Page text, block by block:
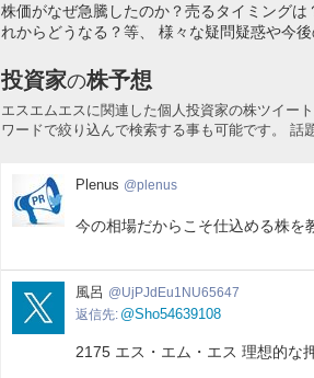
株価がなぜ急騰したのか？売るタイミング
れからどうなる？等、 様々な疑問疑惑や今
投資家の株予想
エスエムエスに関連した個人投資家の株ツイー
ワードで絞り込んで検索する事も可能です。 話
Plenus
Plenus plenus
今の相場だからこそ仕込める株を
UjPJdEu1NU65647
風呂 UjPJdEu1NU65647
返信先 @Sho54639108
2175 エス・エム・エス 理想的な